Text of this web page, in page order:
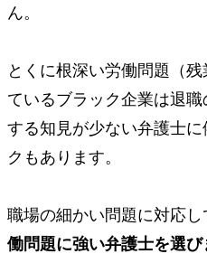
ん。
とくに根深い労働問題（
ているブラック企業は退
する知見が少ない弁護士に
ク もあります。
職場の細かい問題に対応し
働問題に強い弁護士を選び